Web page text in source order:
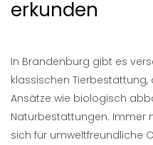
erkunden
In Brandenburg gibt es
klassischen
Ansätze wie biologisch
Naturbestattungen. Immer
sich für umweltfreundliche